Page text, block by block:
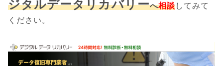
ジタルデータリカバリーへ相談してみて
ください。